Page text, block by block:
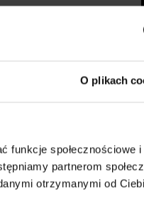
O plikach
funkcje społecznościowe i
partnerom
otrzymanymi od
lub informowania o
pojawiają się, gdy
oferty lub
szczegółowych